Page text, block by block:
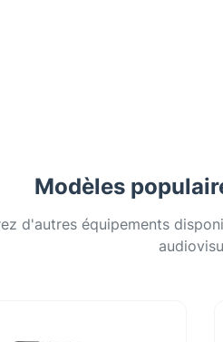
Modèles
d'autres équipements